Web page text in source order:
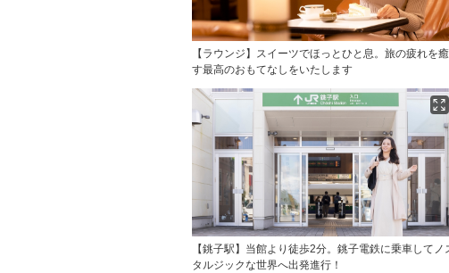
【ラウンジ】スイーツでほっとひと息。旅の疲れを癒
す最高のおもてなしをいたします
【銚子駅】当館より徒歩2分。銚子電鉄に乗車してノ
タルジックな世界へ出発進行！